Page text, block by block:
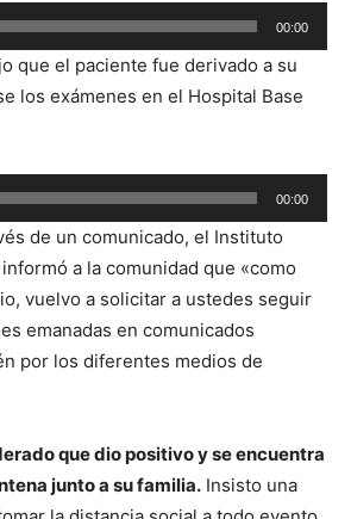
00:00
que el paciente fue derivado a su
los exámenes en el Hospital Base
00:00
de un comunicado, el Instituto
a la comunidad que «como
vuelvo a solicitar a ustedes seguir
emanadas en comunicados
por los diferentes medios de
que dio positivo y se encuentra
junto a su familia. Insisto una